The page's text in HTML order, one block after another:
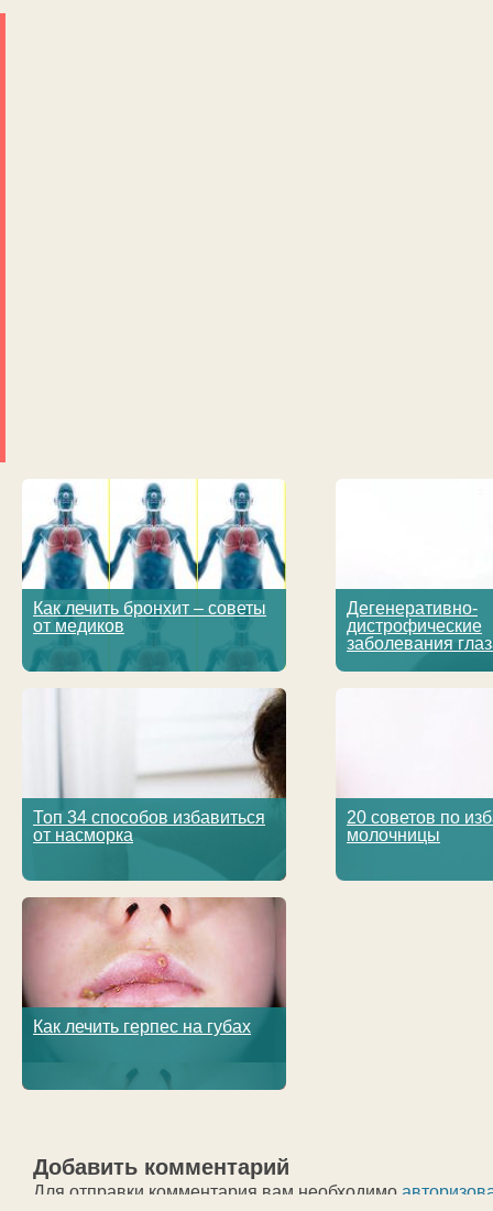
Как лечить бронхит – советы
от медиков
Дегенеративно-
дистрофические
заболевания
Топ 34 способов избавиться
от насморка
20 советов по
молочницы
Как лечить герпес на губах
Добавить комментарий
Для отправки комментария вам необходимо